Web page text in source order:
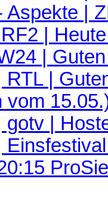
Aspekte |
|
|
RTL |
vom
gotv |